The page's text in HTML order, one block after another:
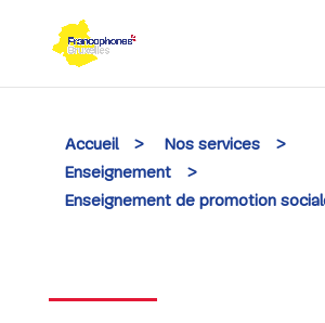
content
Accueil > Nos services
>
Enseignement
>
Enseignement de promotion